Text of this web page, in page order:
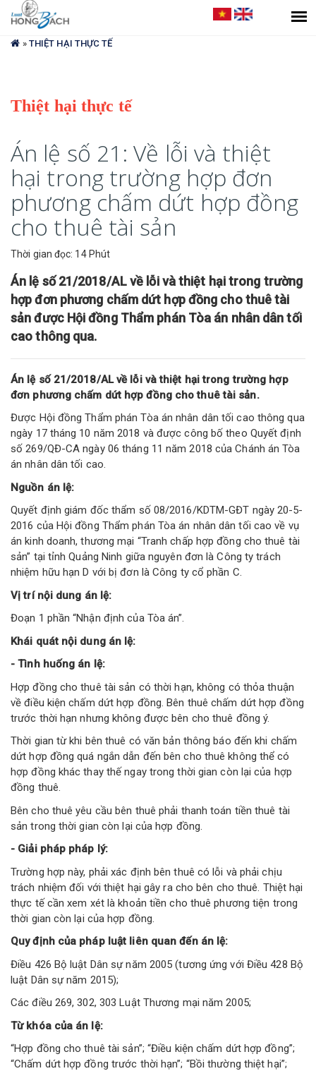
Bạn
đang
» THIỆT HẠI THỰC TẾ
Thiệt hại thực tế
Án lệ số 21: Về lỗi và thiệt
hại trong trường hợp đơn
phương chấm dứt hợp đồng
cho thuê tài sản
Thời gian đọc: 14 Phút
Án lệ số 21/2018/AL về lỗi và thiệt hại trong trường
hợp đơn phương chấm dứt hợp đồng cho thuê tài
sản được Hội đồng Thẩm phán Tòa án nhân dân tối
cao thông qua.
Án lệ số 21/2018/AL về lỗi và thiệt hại trong trường hợp
đơn phương chấm dứt hợp đồng cho thuê tài sản.
Được Hội đồng Thẩm phán Tòa án nhân dân tối cao thông qua
ngày 17 tháng 10 năm 2018 và được công bố theo Quyết định
số 269/QĐ-CA ngày 06 tháng 11 năm 2018 của Chánh án Tòa
án nhân dân tối cao.
Nguồn án lệ:
Quyết định giám đốc thẩm số 08/2016/KDTM-GĐT ngày 20-5-
2016 của Hội đồng Thẩm phán Tòa án nhân dân tối cao về vụ
án kinh doanh, thương mại “Tranh chấp hợp đồng cho thuê tài
sản” tại tỉnh Quảng Ninh giữa nguyên đơn là Công ty trách
nhiệm hữu hạn D với bị đơn là Công ty cổ phần C.
Vị trí nội dung án lệ:
Đoạn 1 phần “Nhận định của Tòa án”.
Khái quát nội dung án lệ:
- Tình huống án lệ:
Hợp đồng cho thuê tài sản có thời hạn, không có thỏa thuận
về điều kiện chấm dứt hợp đồng. Bên thuê chấm dứt hợp đồng
trước thời hạn nhưng không được bên cho thuê đồng ý.
Thời gian từ khi bên thuê có văn bản thông báo đến khi chấm
dứt hợp đồng quá ngắn dẫn đến bên cho thuê không thể có
hợp đồng khác thay thế ngay trong thời gian còn lại của hợp
đồng thuê.
Bên cho thuê yêu cầu bên thuê phải thanh toán tiền thuê tài
sản trong thời gian còn lại của hợp đồng.
- Giải pháp pháp lý:
Trường hợp này, phải xác định bên thuê có lỗi và phải chịu
trách nhiệm đối với thiệt hại gây ra cho bên cho thuê. Thiệt hại
thực tế cần xem xét là khoản tiền cho thuê phương tiện trong
thời gian còn lại của hợp đồng.
Quy định của pháp luật liên quan đến án lệ:
Điều 426 Bộ luật Dân sự năm 2005 (tương ứng với Điều 428 Bộ
luật Dân sự năm 2015);
Các điều 269, 302, 303 Luật Thương mại năm 2005;
Từ khóa của án lệ:
“Hợp đồng cho thuê tài sản”; “Điều kiện chấm dứt hợp đồng”;
“Chấm dứt hợp đồng trước thời hạn”; “Bồi thường thiệt hại”;